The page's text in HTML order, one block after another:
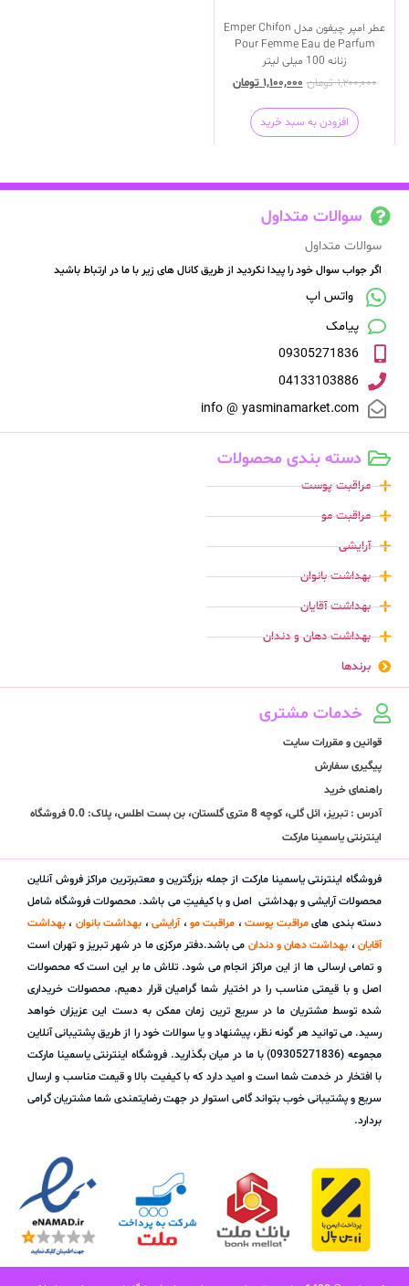
عطر امپر چیفون مدل Emper Chifon
Pour Femme Eau de Parfum
زنانه 100 میلی لیتر
۱,۲۰۰,۰۰۰ تومان ۱,۱۰۰,۰۰۰ تومان
افزودن به سبد خرید
سوالات متداول
سوالات متداول
اگر جواب سوال خود را پیدا نکردید از طریق کانال های زیر با ما در ارتباط باشید
واتس اپ
پیامک
09305271836
04133103886
info @ yasminamarket.com
دسته بندی محصولات
مراقبت پوست
مراقبت مو
آرایشی
بهداشت بانوان
بهداشت آقایان
بهداشت دهان و دندان
برندها
خدمات مشتری
قوانین و مقررات سایت
پیگیری سفارش
راهنمای خرید
آدرس : تبریز، ائل گلی، کوچه 8 متری گلستان، بن بست اطلس، پلاک: 0.0 فروشگاه
اینترنتی یاسمینا مارکت
فروشگاه اینترنتی یاسمینا مارکت از جمله بزرگترین و معتبرترین مراکز فروش آنلاین
محصولات آرایشی و بهداشتی اصل و با کیفیتِ می باشد. محصولات فروشگاه شامل
دسته بندی هایمراقبت پوست، مراقبت مو،آرایشی، بهداشت بانوان ، بهداشت
آقایان، بهداشت دهان و دندان می باشد.دفتر مرکزی ما در شهر تبریز و تهران است
و تمامی ارسالی ها از این مراکز انجام می شود. تلاش ما بر این است که محصولات
اصل و با قیمتی مناسب را در اختیار شما گرامیان قرار دهیم. محصولات خریداری
شده توسط مشتریان ما در سریع ترین زمان ممکن به دست این عزیزان خواهد
رسید. می توانید هر گونه نظر، پیشنهاد و یا سوالات خود را از طریق پشتیبانی آنلاین
مجموعه (09305271836) با ما در میان بگذارید. فروشگاه اینترنتی یاسمینا مارکت
با افتخار در خدمت شما است و امید دارد که با کیفیت بالا و قیمت مناسب و ارسال
سریع و پشتیبانی خوب بتواند گامی استوار در جهت رضایتمندی شما مشتریان گرامی
بردارد.